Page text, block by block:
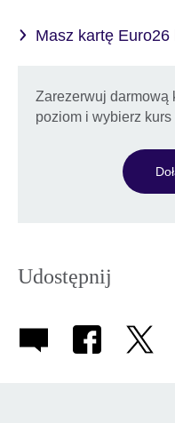
Masz kartę
Zarezerwuj darmową
poziom i wybierz
Udostępnij